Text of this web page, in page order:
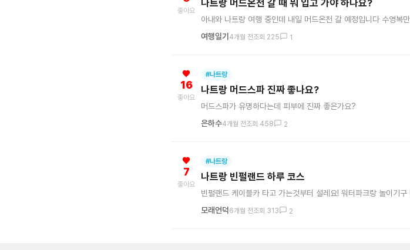
좋아요
나트랑 머드온천 갈 때 뭐 입고 가야 하나요?
아내와 나트랑 여행 중인데 내일 머드온천 갈 예정입니다 수영
여행일기 4개월 전조회 225 1
16
좋아요
#나트랑
나트랑 머드스파 진짜 좋나요?
머드스파가 유명하다는데 피부에 진짜 좋은가요?
은하수4개월 전조회 458 2
7
좋아요
#나트랑
나트랑 빈펄랜드 하루 코스
빈펄랜드 케이블카 타고 가는것부터 설레요! 워터파크랑 놀이기
모래언덕6개월 전조회 313 2